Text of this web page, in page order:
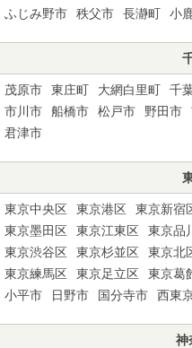
ふじみ野市 秩父市 長瀞町 小
茂原市 東庄町 大網白里町 千
市川市
船橋市 松戸市 野田市
君津市
東京中央区 東京港区 東京新宿
東京墨田区
東京江東区 東京品
東京渋谷区
東京杉並区 東京北
東京練馬区
東京足立区 東京葛
小平市
日野市 国分寺市 西東
神